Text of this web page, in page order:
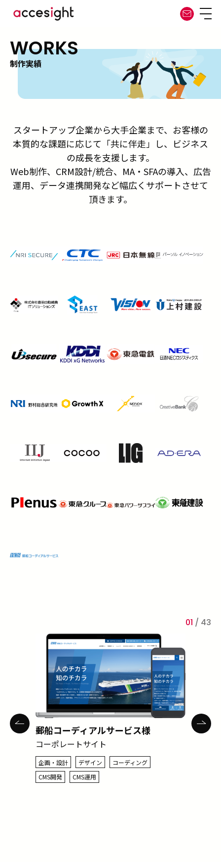
WORKS
制作実績
スタートアップ企業から大手企業まで、お客様の
本質的な課題に応じて「共に伴走」し、ビジネス
の成長を支援します。
Web制作、CRM設計/統合、MA・SFAの導入、広告
運用、データ連携開発など幅広くサポートさせて
頂きます。
01 / 43
郵船コーディアルサービス様
コーポレートサイト
企画・設計 デザイン
コーディング
CMS開発
CMS運用